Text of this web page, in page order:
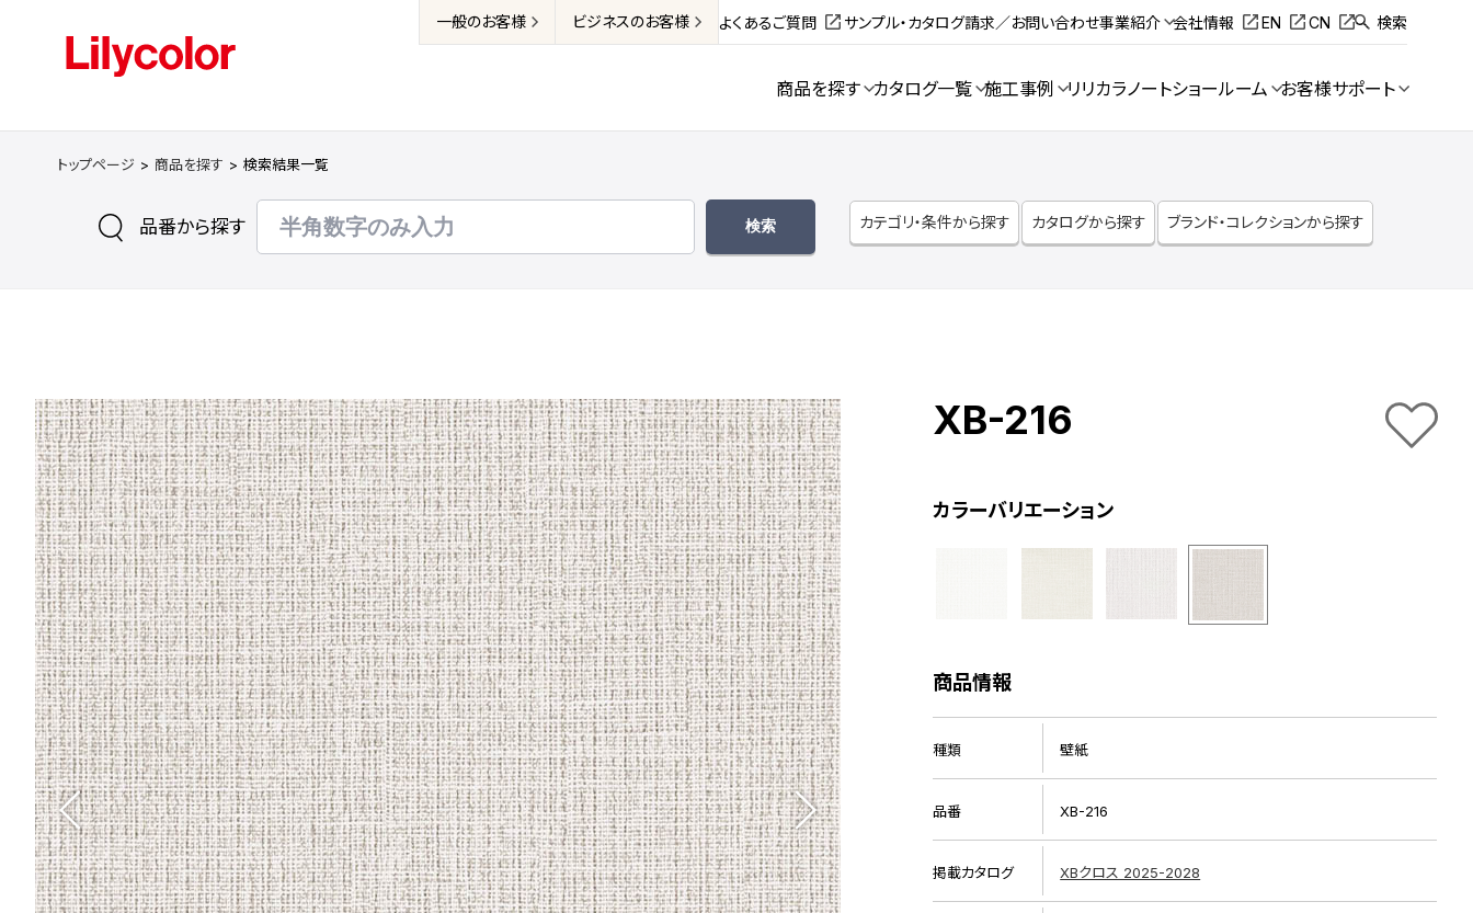
一般のお客様 ビジネスのお客様 よくあるご質問 サンプル・カタログ請求／お問い合わせ事業紹介 会社情報 EN CN 検索
商品を探す カタログ一覧 施工事例 リリカラノートショールーム お客様サポート
トップページ 商品を探す 検索結果一覧
品番から探す カテゴリ・条件から探す カタログから探す ブランド・コレクションから探す
XB-216
カラーバリエーション
商品情報
種類 壁紙
品番 XB-216
掲載カタログ XBクロス 2025-2028